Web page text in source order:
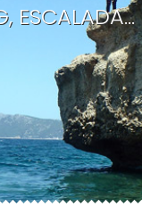
ESCALADA...